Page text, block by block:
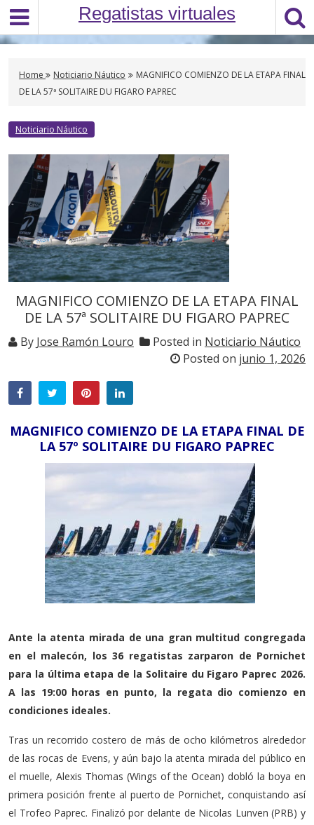
i
Regatistas virtuales
Home Noticiario Náutico
MAGNIFICO COMIENZO DE LA ETAPA FINAL
DE LA 57ª SOLITAIRE DU FIGARO PAPREC
Noticiario Náutico
MAGNIFICO COMIENZO DE LA ETAPA FINAL
DE LA 57ª SOLITAIRE DU FIGARO PAPREC
By Jose Ramón Louro Posted in Noticiario Náutico
Posted on junio 1, 2026
MAGNIFICO COMIENZO DE LA ETAPA FINAL DE
LA 57º SOLITAIRE DU FIGARO PAPREC
Ante la atenta mirada de una gran multitud congregada
en el malecón, los 36 regatistas zarparon de Pornichet
para la última etapa de la Solitaire du Figaro Paprec 2026.
A las 19:00 horas en punto, la regata dio comienzo en
condiciones ideales.
Tras un recorrido costero de más de ocho kilómetros alrededor
de las rocas de Evens, y aún bajo la atenta mirada del público en
el muelle, Alexis Thomas (Wings of the Ocean) dobló la boya en
primera posición frente al puerto de Pornichet, conquistando así
el Trofeo Paprec. Finalizó por delante de Nicolas Lunven (PRB) y